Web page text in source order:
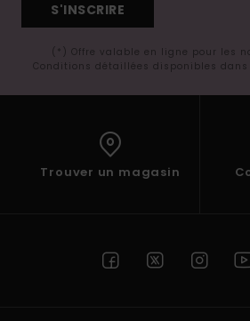
S'INSCRIRE
(*) Offre valable en ligne pour les
Conditions détaillées disponibles
Trouver un magasin